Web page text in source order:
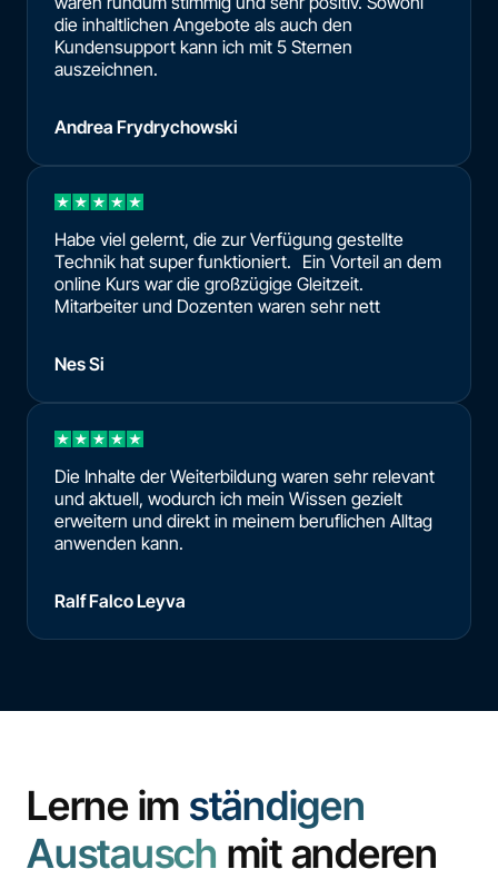
die inhaltlichen Angebote als auch den
Kundensupport kann ich mit 5 Sternen
auszeichnen.
Andrea Frydrychowski
Habe viel gelernt, die zur Verfügung gestellte
Technik hat super funktioniert. Ein Vorteil an dem
online Kurs war die großzügige Gleitzeit.
Mitarbeiter und Dozenten waren sehr nett
Nes Si
Die Inhalte der Weiterbildung waren sehr relevant
und aktuell, wodurch ich mein Wissen gezielt
erweitern und direkt in meinem beruflichen Alltag
anwenden kann.
Ralf Falco Leyva
Lerne im ständigen
Austausch mit anderen